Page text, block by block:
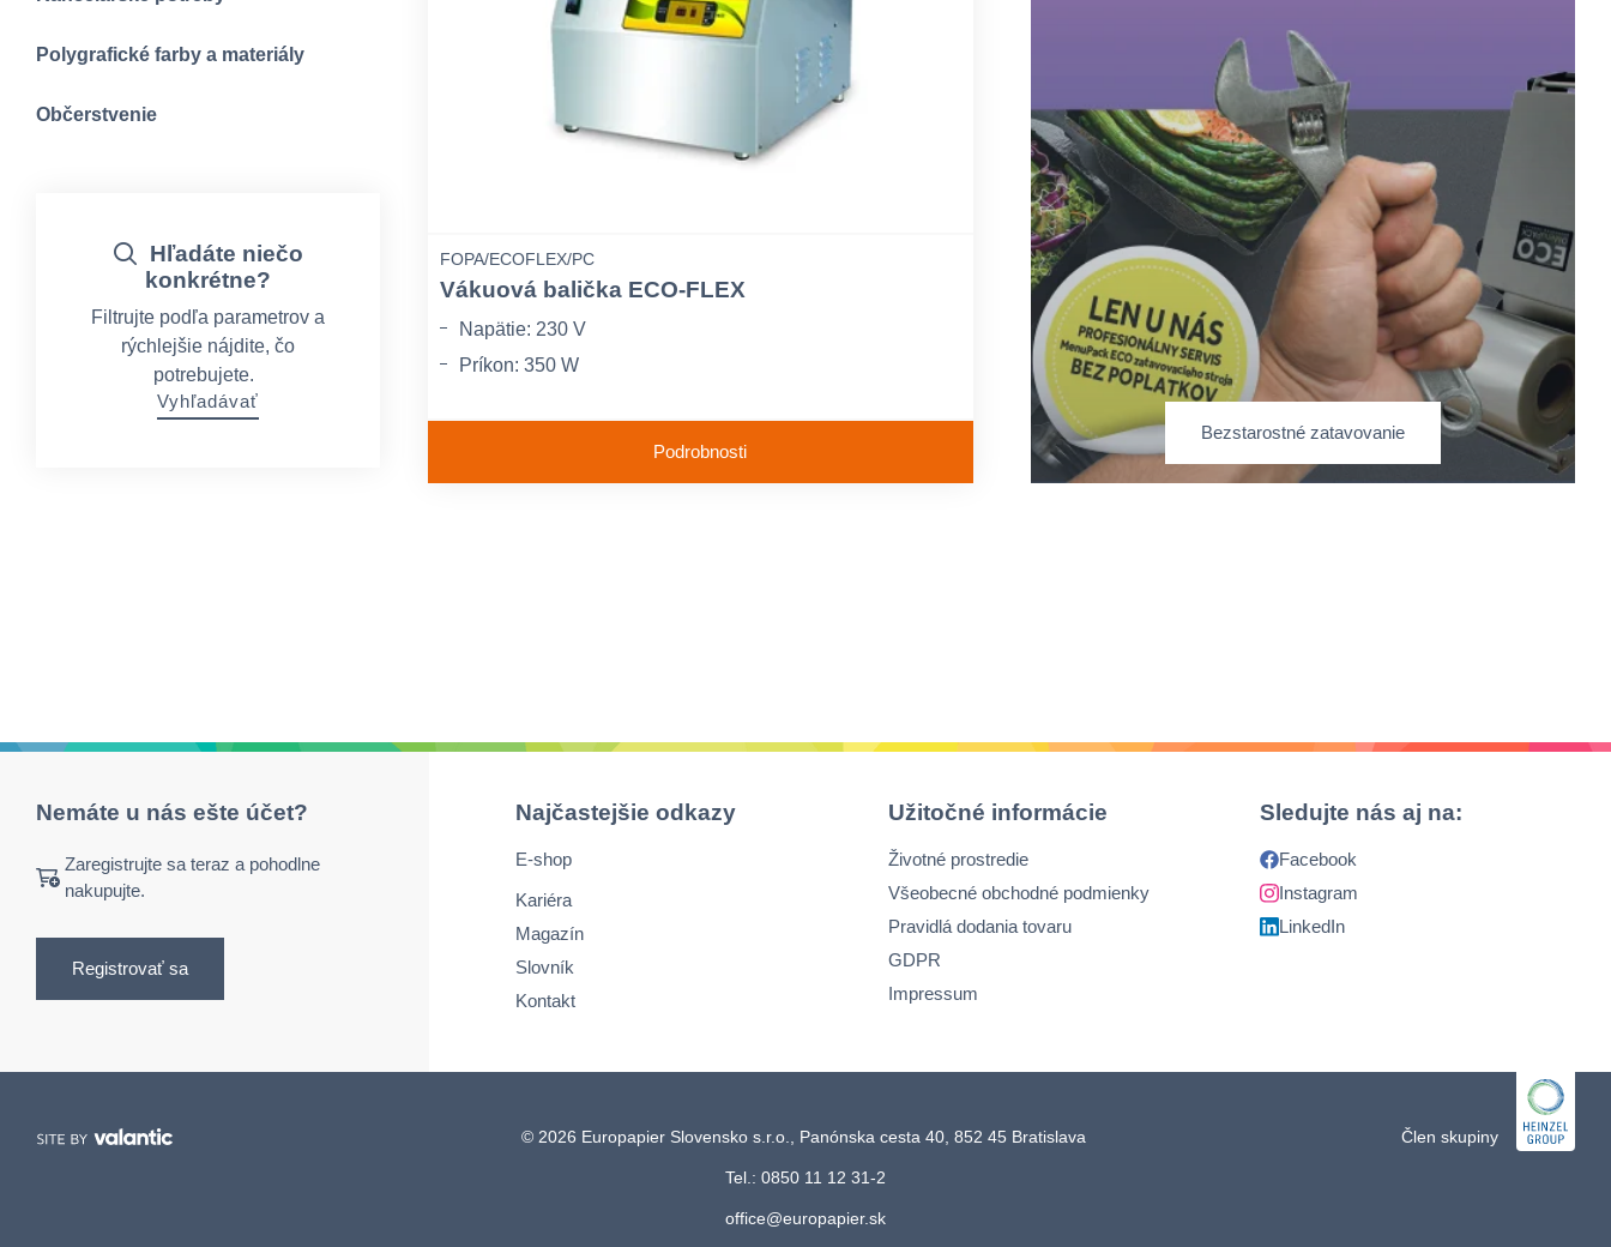
Polygrafické farby a materiály
Občerstvenie
Hľadáte niečo
konkrétne?
Filtrujte podľa parametrov a
rýchlejšie nájdite, čo
potrebujete.
Vyhľadávať
FOPA/ECOFLEX/PC
Vákuová balička ECO-FLEX
Napätie: 230 V
Príkon: 350 W
Podrobnosti
Bezstarostné zatavovanie
Nemáte u nás ešte účet?
Zaregistrujte sa teraz a pohodlne
nakupujte.
Registrovať sa
Najčastejšie odkazy
E-shop
Kariéra
Magazín
Slovník
Kontakt
Užitočné informácie
Životné prostredie
Všeobecné obchodné podmienky
Pravidlá dodania tovaru
GDPR
Impressum
Sledujte nás aj na:
Facebook
Instagram
LinkedIn
© 2026 Europapier Slovensko s.r.o., Panónska cesta 40, 852 45 Bratislava
Tel.: 0850 11 12 31-2
office@europapier.sk
Člen skupiny